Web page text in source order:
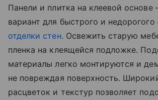
Панели и плитка на клеевой
вариант для быстрого и недорогого
отделки стен. Освежить старую
пленка на клеящейся подложке.
материалы легко монтируются и
не повреждая поверхность.
расцветок и текстур позволяет